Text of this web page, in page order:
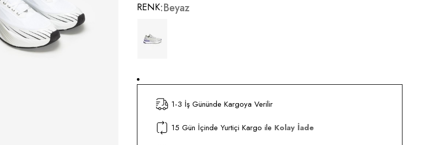
RENK Beyaz
1-3 İş Gününde Kargoya Verilir
15 Gün İçinde Yurtiçi Kargo ile Kolay İade